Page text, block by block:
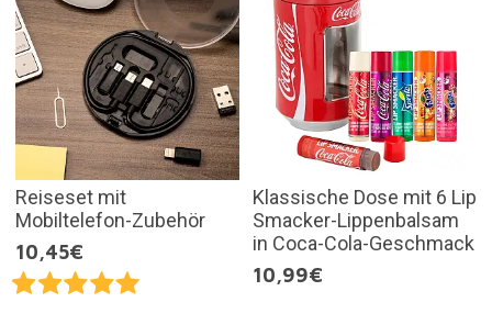
Reiseset mit
Mobiltelefon-Zubehör
10,45€
Klassische Dose mit 6 Lip
Smacker-Lippenbalsam
in Coca-Cola-Geschmack
10,99€